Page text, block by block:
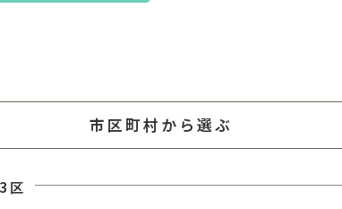
市区町村から選ぶ
区